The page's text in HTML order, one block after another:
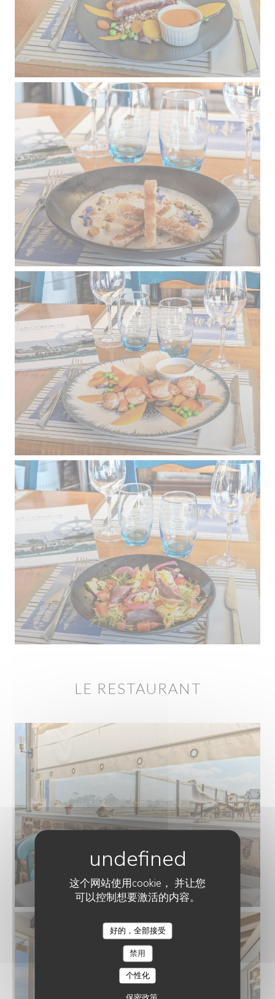
这个网站使用cookie， 并让您
可以控制想要激活的内容。
好的，全部接受
禁用
个性化
LE RESTAURANT
LA CORNICHE